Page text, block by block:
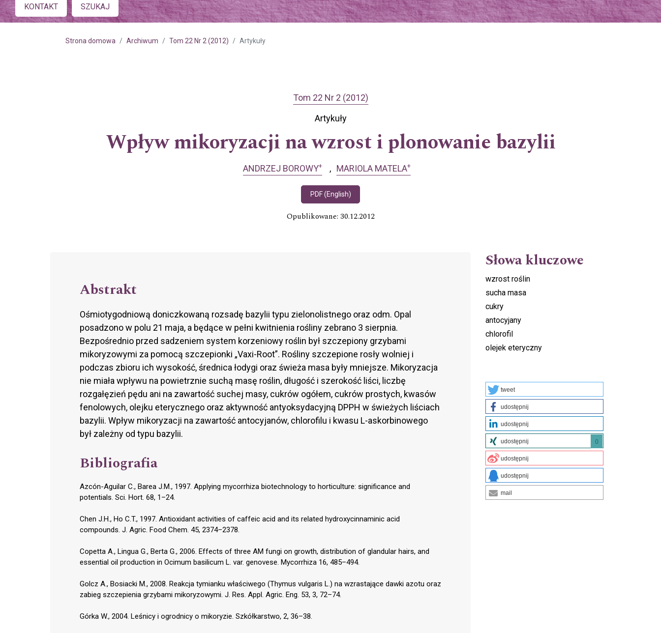
Main menu
KONTAKT SZUKAJ
Strona domowa Archiwum Tom 22 Nr 2 (2012) Artykuły
Tom 22 Nr 2 (2012)
Artykuły
Wpływ mikoryzacji na wzrost i plonowanie bazylii
ANDRZEJ BOROWY+ MARIOLA MATELA+
PDF (English)
Opublikowane: 30.12.2012
Abstrakt
Ośmiotygodniową doniczkowaną rozsadę bazylii typu zielonolistnego oraz odm. Opal
posadzono w polu 21 maja, a będące w pełni kwitnienia rośliny zebrano 3 sierpnia.
Bezpośrednio przed sadzeniem system korzeniowy roślin był szczepiony grzybami
mikoryzowymi za pomocą szczepionki „Vaxi-Root”. Rośliny szczepione rosły wolniej i
podczas zbioru ich wysokość, średnica łodygi oraz świeża masa były mniejsze. Mikoryzacja
nie miała wpływu na powietrznie suchą masę roślin, długość i szerokość liści, liczbę
rozgałęzień pędu ani na zawartość suchej masy, cukrów ogółem, cukrów prostych, kwasów
fenolowych, olejku eterycznego oraz aktywność antyoksydacyjną DPPH w świeżych liściach
bazylii. Wpływ mikoryzacji na zawartość antocyjanów, chlorofilu i kwasu L-askorbinowego
był zależny od typu bazylii.
Bibliografia
Azcón-Aguilar C., Barea J.M., 1997. Applying mycorrhiza biotechnology to horticulture: significance and
potentials. Sci. Hort. 68, 1–24.
Chen J.H., Ho C.T., 1997. Antioxidant activities of caffeic acid and its related hydroxycinnaminic acid
compounds. J. Agric. Food Chem. 45, 2374–2378.
Copetta A., Lingua G., Berta G., 2006. Effects of three AM fungi on growth, distribution of glandular hairs, and
essential oil production in Ocimum basilicum L. var. genovese. Mycorrhiza 16, 485–494.
Golcz A., Bosiacki M., 2008. Reakcja tymianku właściwego (Thymus vulgaris L.) na wzrastające dawki azotu oraz
zabieg szczepienia grzybami mikoryzowymi. J. Res. Appl. Agric. Eng. 53, 3, 72–74.
Górka W., 2004. Leśnicy i ogrodnicy o mikoryzie. Szkółkarstwo, 2, 36–38.
Słowa kluczowe
wzrost roślin
sucha masa
cukry
antocyjany
chlorofil
olejek eteryczny
tweet
udostępnij
udostępnij
udostępnij 0
udostępnij
udostępnij
mail